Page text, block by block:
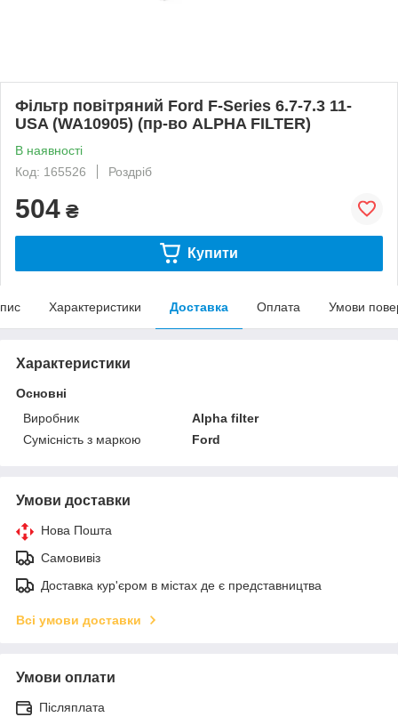
Фільтр повітряний Ford F-Series 6.7-7.3 11-
USA (WA10905) (пр-во ALPHA FILTER)
В наявності
Код: 165526
Роздріб
504 ₴
Купити
Характеристики Доставка Оплата Умови
Характеристики
Основні
Виробник
Alpha filter
Сумісність з маркою
Ford
Умови доставки
Нова Пошта
Самовивіз
Доставка кур'єром в містах де є представництва
Всі умови доставки
Умови оплати
Післяплата